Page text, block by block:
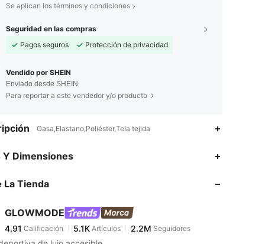
Se aplican los términos y condiciones
Seguridad en las compras
Pagos seguros
Protección de privacidad
Vendido por SHEIN
Enviado desde SHEIN
Para reportar a este vendedor y/o producto
Gasa,Elastano,Poliéster,Tela tejida
Y Dimensiones
La Tienda
GLOWMODE
4.91
4.91 Calificación 5.1KArtículos 2.2M
A***2pagó Hace 1 día